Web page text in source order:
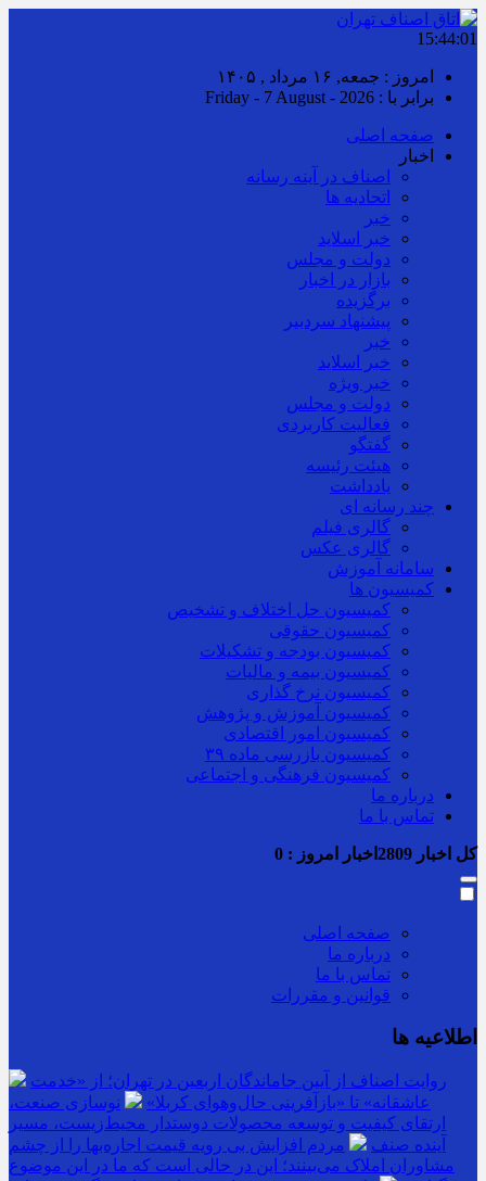
15:44:02
امروز : جمعه, ۱۶ مرداد , ۱۴۰۵
برابر با : Friday - 7 August - 2026
صفحه اصلی
اخبار
اصناف در آینه رسانه
اتحادیه ها
خبر
خبر اسلايد
دولت و مجلس
بازار در اخبار
برگزیده
پیشنهاد سردبیر
خبر
خبر اسلايد
خبر ویژه
دولت و مجلس
فعالیت کاربردی
گفتگو
هیئت رئیسه
یادداشت
چند رسانه ای
گالری فیلم
گالری عکس
سامانه آموزش
کمیسیون ها
کمیسیون حل اختلاف و تشخیص
کمیسیون حقوقی
کمیسیون بودجه و تشکیلات
کمیسیون بیمه و مالیات
کمیسیون نرخ گذاری
کمیسیون آموزش و پژوهش
کمیسیون امور اقتصادی
کمیسیون بازرسی ماده ۳۹
کمیسیون فرهنگی و اجتماعی
درباره ما
تماس با ما
کل اخبار اخبار امروز : 0
صفحه اصلی
درباره ما
تماس با ما
قوانین و مقررات
اطلاعیه ها
روایت اصناف از آیین جاماندگان اربعین در تهران؛ از «خدمت
عاشقانه» تا «بازآفرینی حال‌وهوای کربلا»
نوسازی صنعت،
ارتقای کیفیت و توسعه محصولات دوستدار محیط‌زیست، مسیر
آینده صنف
مردم افزایش بی رویه قیمت اجاره‌بها را از چشم
مشاوران املاک می‌بینند؛ این در حالی است که ما در این موضوع